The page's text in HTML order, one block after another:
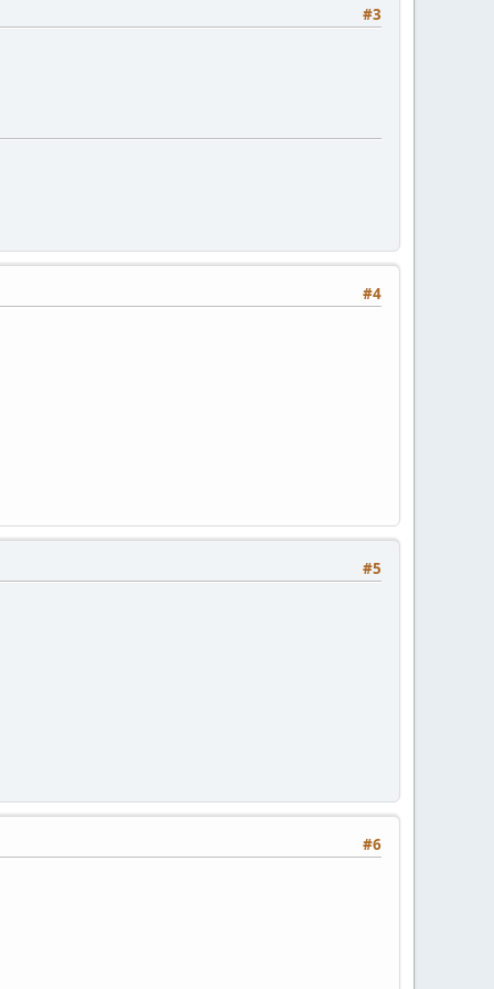
#3
#4
#5
#6